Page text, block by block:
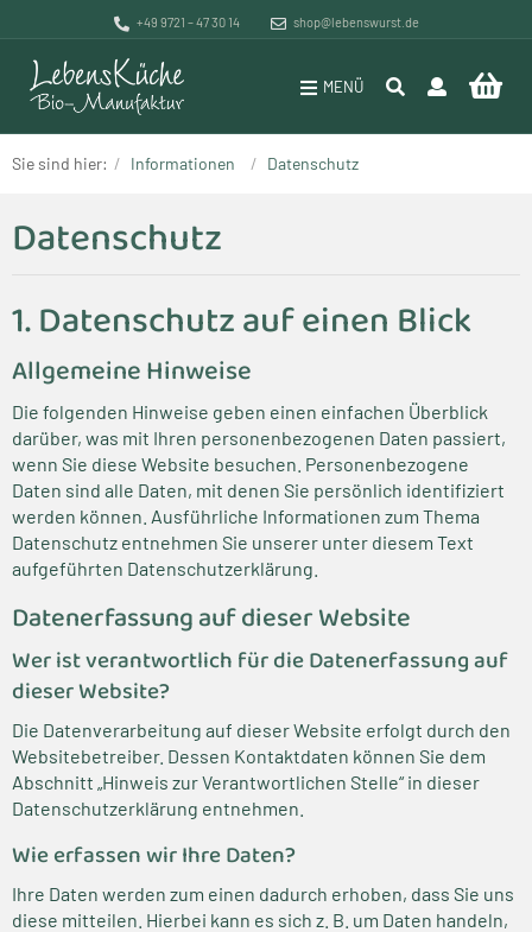
+49 9721 – 47 30 14 shop@lebenswurst.de
MENÜ
Sie sind hier: Informationen Datenschutz
Datenschutz
1. Datenschutz auf einen Blick
Allgemeine Hinweise
Die folgenden Hinweise geben einen einfachen Überblick
darüber, was mit Ihren personenbezogenen Daten passiert,
wenn Sie diese Website besuchen. Personenbezogene
Daten sind alle Daten, mit denen Sie persönlich identifiziert
werden können. Ausführliche Informationen zum Thema
Datenschutz entnehmen Sie unserer unter diesem Text
aufgeführten Datenschutzerklärung.
Datenerfassung auf dieser Website
Wer ist verantwortlich für die Datenerfassung auf
dieser Website?
Die Datenverarbeitung auf dieser Website erfolgt durch den
Websitebetreiber. Dessen Kontaktdaten können Sie dem
Abschnitt „Hinweis zur Verantwortlichen Stelle“ in dieser
Datenschutzerklärung entnehmen.
Wie erfassen wir Ihre Daten?
Ihre Daten werden zum einen dadurch erhoben, dass Sie uns
diese mitteilen. Hierbei kann es sich z. B. um Daten handeln,
Pakete
Lebenssuppen
Lebensbrot
Vegane Artikel
Glutenfreie Artikel
Saisonartikel
Produkte, die wir lieben
Zubehör
Alle anzeigen
Versand & Zahlung
Impressum
Bio-Manufaktur
Händlerverzeichnis
Lebenszeichen
Rundbrief